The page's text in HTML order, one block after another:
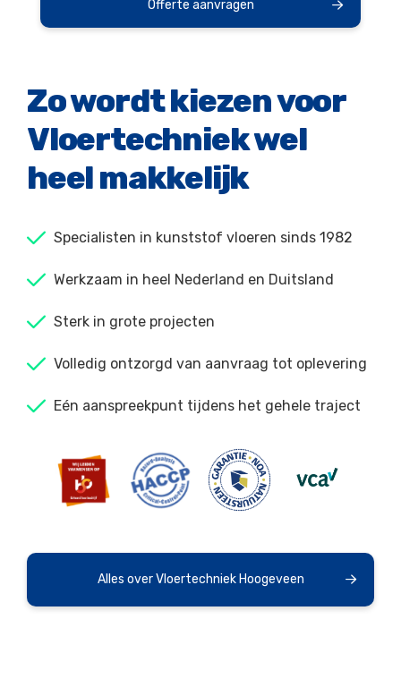
Offerte aanvragen
Zo wordt kiezen voor
Vloertechniek wel
heel makkelijk
Specialisten in kunststof vloeren sinds 1982
Werkzaam in heel Nederland en Duitsland
Sterk in grote projecten
Volledig ontzorgd van aanvraag tot oplevering
Eén aanspreekpunt tijdens het gehele traject
Alles over Vloertechniek Hoogeveen